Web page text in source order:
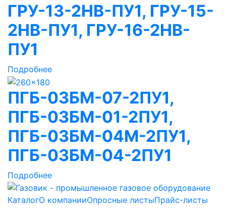
ГРУ-13-2НВ-ПУ1, ГРУ-15-
2НВ-ПУ1, ГРУ-16-2НВ-
ПУ1
Подробнее
ПГБ-03БМ-07-2ПУ1,
ПГБ-03БМ-01-2ПУ1,
ПГБ-03БМ-04М-2ПУ1,
ПГБ-03БМ-04-2ПУ1
Подробнее
КаталогО компанииОпросные листыПрайс-листы